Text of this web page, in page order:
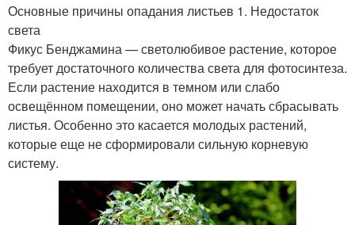
Основные причины опадания листьев 1. Недостаток
света
Фикус Бенджамина — светолюбивое растение, которое
требует достаточного количества света для фотосинтеза.
Если растение находится в темном или слабо
освещённом помещении, оно может начать сбрасывать
листья. Особенно это касается молодых растений,
которые еще не сформировали сильную корневую
систему.